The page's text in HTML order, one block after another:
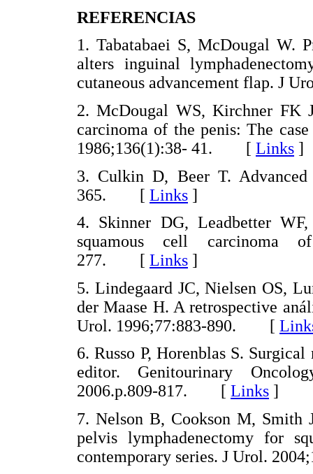
REFERENCIAS
1. Tabatabaei S, McDougal W.
alters inguinal
cutaneous advancement flap.
2. McDougal WS, Kirchner FK
carcinoma of the penis: The
1986;136(1):38- 41. [ Links ]
3. Culkin D, Beer T. Advanced
365. [ Links ]
4. Skinner DG, Leadbetter
squamous cell carcinoma
277. [ Links ]
5. Lindegaard JC, Nielsen OS,
der Maase H. A retrospective
Urol. 1996;77:883-890. [
6. Russo P, Horenblas S.
editor. Genitourinary
2006.p.809-817. [ Links ]
7. Nelson B, Cookson M, Smith
pelvis lymphadenectomy for
contemporary series. J Urol.